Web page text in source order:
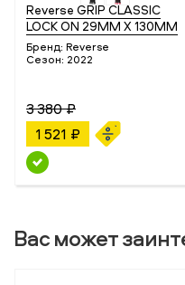
Reverse GRIP CLASSIC
LOCK ON 29MM X 130MM
Бренд: Reverse
Сезон: 2022
3 380 ₽
1 521 ₽
Вас может